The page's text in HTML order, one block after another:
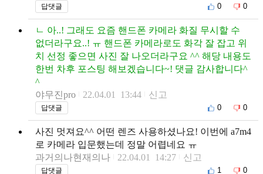
답댓글 0 0
ㄴ 아..! 그래도 요즘 핸드폰 카메라 화질 무시할 수
없더라구요..! ㅠ 핸드폰 카메라로도 화각 잘 잡고 위
치 선정 좋으면 사진 잘 나오더라구요 ^^ 해당 내용도
한번 차후 포스팅 해보겠습니다~! 댓글 감사합니다^
^
야무진pro
22.04.01 13:44 신고
답댓글 0 0
사진 멋져요^^ 어떤 렌즈 사용하셨나요! 이번에 a7m4
로 카메라 입문했는데 정말 어렵네요 ㅠ
과거의나현재의나
22.04.01 14:27 신고
답댓글 1 0